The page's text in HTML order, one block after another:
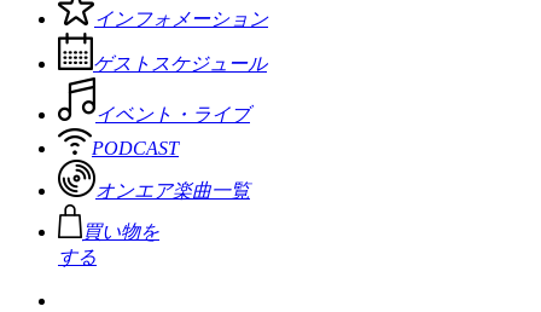
インフォメーション
ゲストスケジュール
イベント・ライブ
PODCAST
オンエア楽曲一覧
買い物を
する